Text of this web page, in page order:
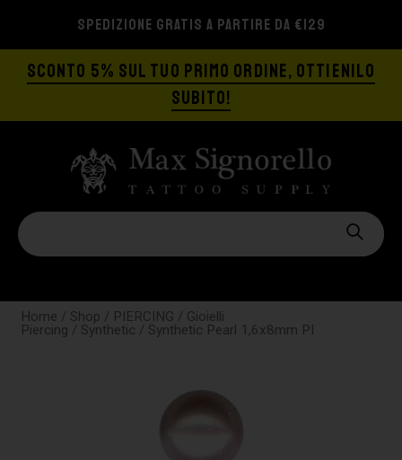
SPEDIZIONE GRATIS A PARTIRE DA €129
SCONTO 5% SUL TUO PRIMO ORDINE, OTTIENILO
SUBITO!
Home / Shop / PIERCING / Gioielli
Piercing / Synthetic / Synthetic Pearl 1,6x8mm PI